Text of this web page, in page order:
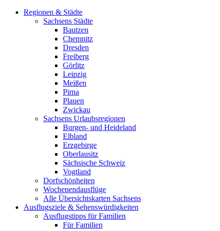
Regionen & Städte
Sachsens Städte
Bautzen
Chemnitz
Dresden
Freiberg
Görlitz
Leipzig
Meißen
Pirna
Plauen
Zwickau
Sachsens Urlaubsregionen
Burgen- und Heideland
Elbland
Erzgebirge
Oberlausitz
Sächsische Schweiz
Vogtland
Dorfschönheiten
Wochenendausflüge
Alle Übersichtskarten Sachsens
Ausflugsziele & Sehenswürdigkeiten
Ausflugstipps für Familien
Für Familien